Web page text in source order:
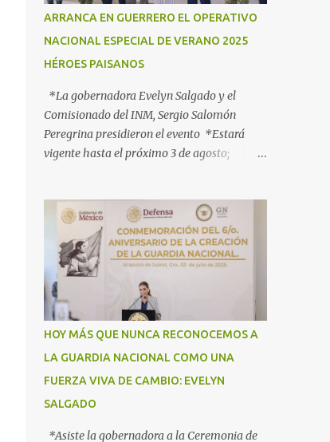
ARRANCA EN GUERRERO EL OPERATIVO
NACIONAL ESPECIAL DE VERANO 2025
HÉROES PAISANOS
*La gobernadora Evelyn Salgado y el
Comisionado del INM, Sergio Salomón
Peregrina presidieron el evento *Estará
vigente hasta el próximo 3 de agosto;
a los connacionales que retornan al país
*“Guerrero está listo para recibirlos con el
corazón y con los brazos abiertos”, señala la
gobernadora Acapulco, Gro., 3 de julio de
2025.- Con el objetivo de informar, orientar
y proteger durante su ingreso, estancia y
tránsito por el territorio nacional a los
migrantes que retornan a México durante
esta temporada de verano, la gobernadora
Evelyn Salgado Pineda y el comisionado del
Instituto Nacional de Migración (INM),
HOY MÁS QUE NUNCA RECONOCEMOS A
LA GUARDIA NACIONAL COMO UNA
FUERZA VIVA DE CAMBIO: EVELYN
SALGADO
*Asiste la gobernadora a la Ceremonia de